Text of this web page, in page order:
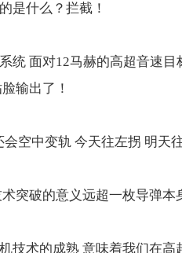
是什么？拦截！
统 面对12马赫的高超音速目
输出了！
会空中变轨 今天往左拐 明天
突破的意义远超一枚导弹本
技术的成熟 意味着我们在